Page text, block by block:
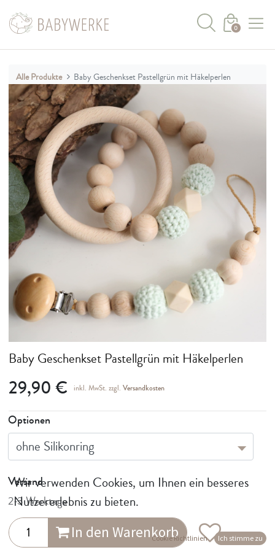
0
Alle Produkte Baby Geschenkset Pastellgrün mit Häkelperlen
Baby Geschenkset Pastellgrün mit Häkelperlen
29,90 € inkl. MwSt. zzgl. Versandkosten
Optionen
Versand
2-3 Werktage
In den Warenkorb
Wir verwenden Cookies, um Ihnen ein besseres
Nutzererlebnis zu bieten.
Cookie Richtlinien Ich stimme zu